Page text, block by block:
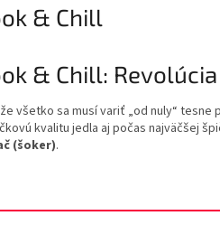
& Chill
& Chill:
všetko sa musí variť „od nuly“
kvalitu jedla aj počas najväčšej
(šoker).